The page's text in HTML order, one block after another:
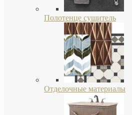
Полотенце сушитель
Отделочные материалы